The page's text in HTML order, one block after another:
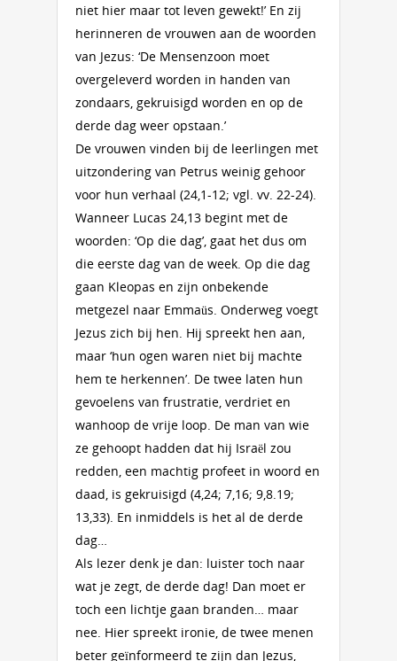
niet hier maar tot leven gewekt!’ En zij
herinneren de vrouwen aan de woorden
van Jezus: ‘De Mensenzoon moet
overgeleverd worden in handen van
zondaars, gekruisigd worden en op de
derde dag weer opstaan.’
De vrouwen vinden bij de leerlingen met
uitzondering van Petrus weinig gehoor
voor hun verhaal (24,1-12; vgl. vv. 22-24).
Wanneer Lucas 24,13 begint met de
woorden: ‘Op die dag’, gaat het dus om
die eerste dag van de week. Op die dag
gaan Kleopas en zijn onbekende
metgezel naar Emmaüs. Onderweg voegt
Jezus zich bij hen. Hij spreekt hen aan,
maar ‘hun ogen waren niet bij machte
hem te herkennen’. De twee laten hun
gevoelens van frustratie, verdriet en
wanhoop de vrije loop. De man van wie
ze gehoopt hadden dat hij Israël zou
redden, een machtig profeet in woord en
daad, is gekruisigd (4,24; 7,16; 9,8.19;
13,33). En inmiddels is het al de derde
dag…
Als lezer denk je dan: luister toch naar
wat je zegt, de derde dag! Dan moet er
toch een lichtje gaan branden… maar
nee. Hier spreekt ironie, de twee menen
beter geïnformeerd te zijn dan Jezus,